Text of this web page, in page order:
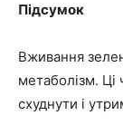
Підсумок
Вживання
метаболізм.
схуднути і